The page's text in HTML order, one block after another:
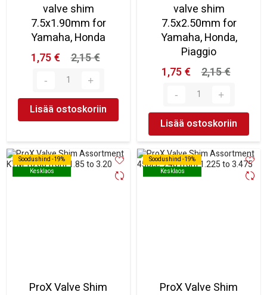
valve shim
7.5x1.90mm for
Yamaha, Honda
1,75 €
2,15 €
Lisää ostoskoriin
valve shim
7.5x2.50mm for
Yamaha, Honda,
Piaggio
1,75 €
2,15 €
Lisää ostoskoriin
Soodushind -19%
Kesklaos
Soodushind -19%
Kesklaos
ProX Valve Shim
Soodushind -19%
Kesklaos
Soodushind -19%
Kesklaos
ProX Valve Shim